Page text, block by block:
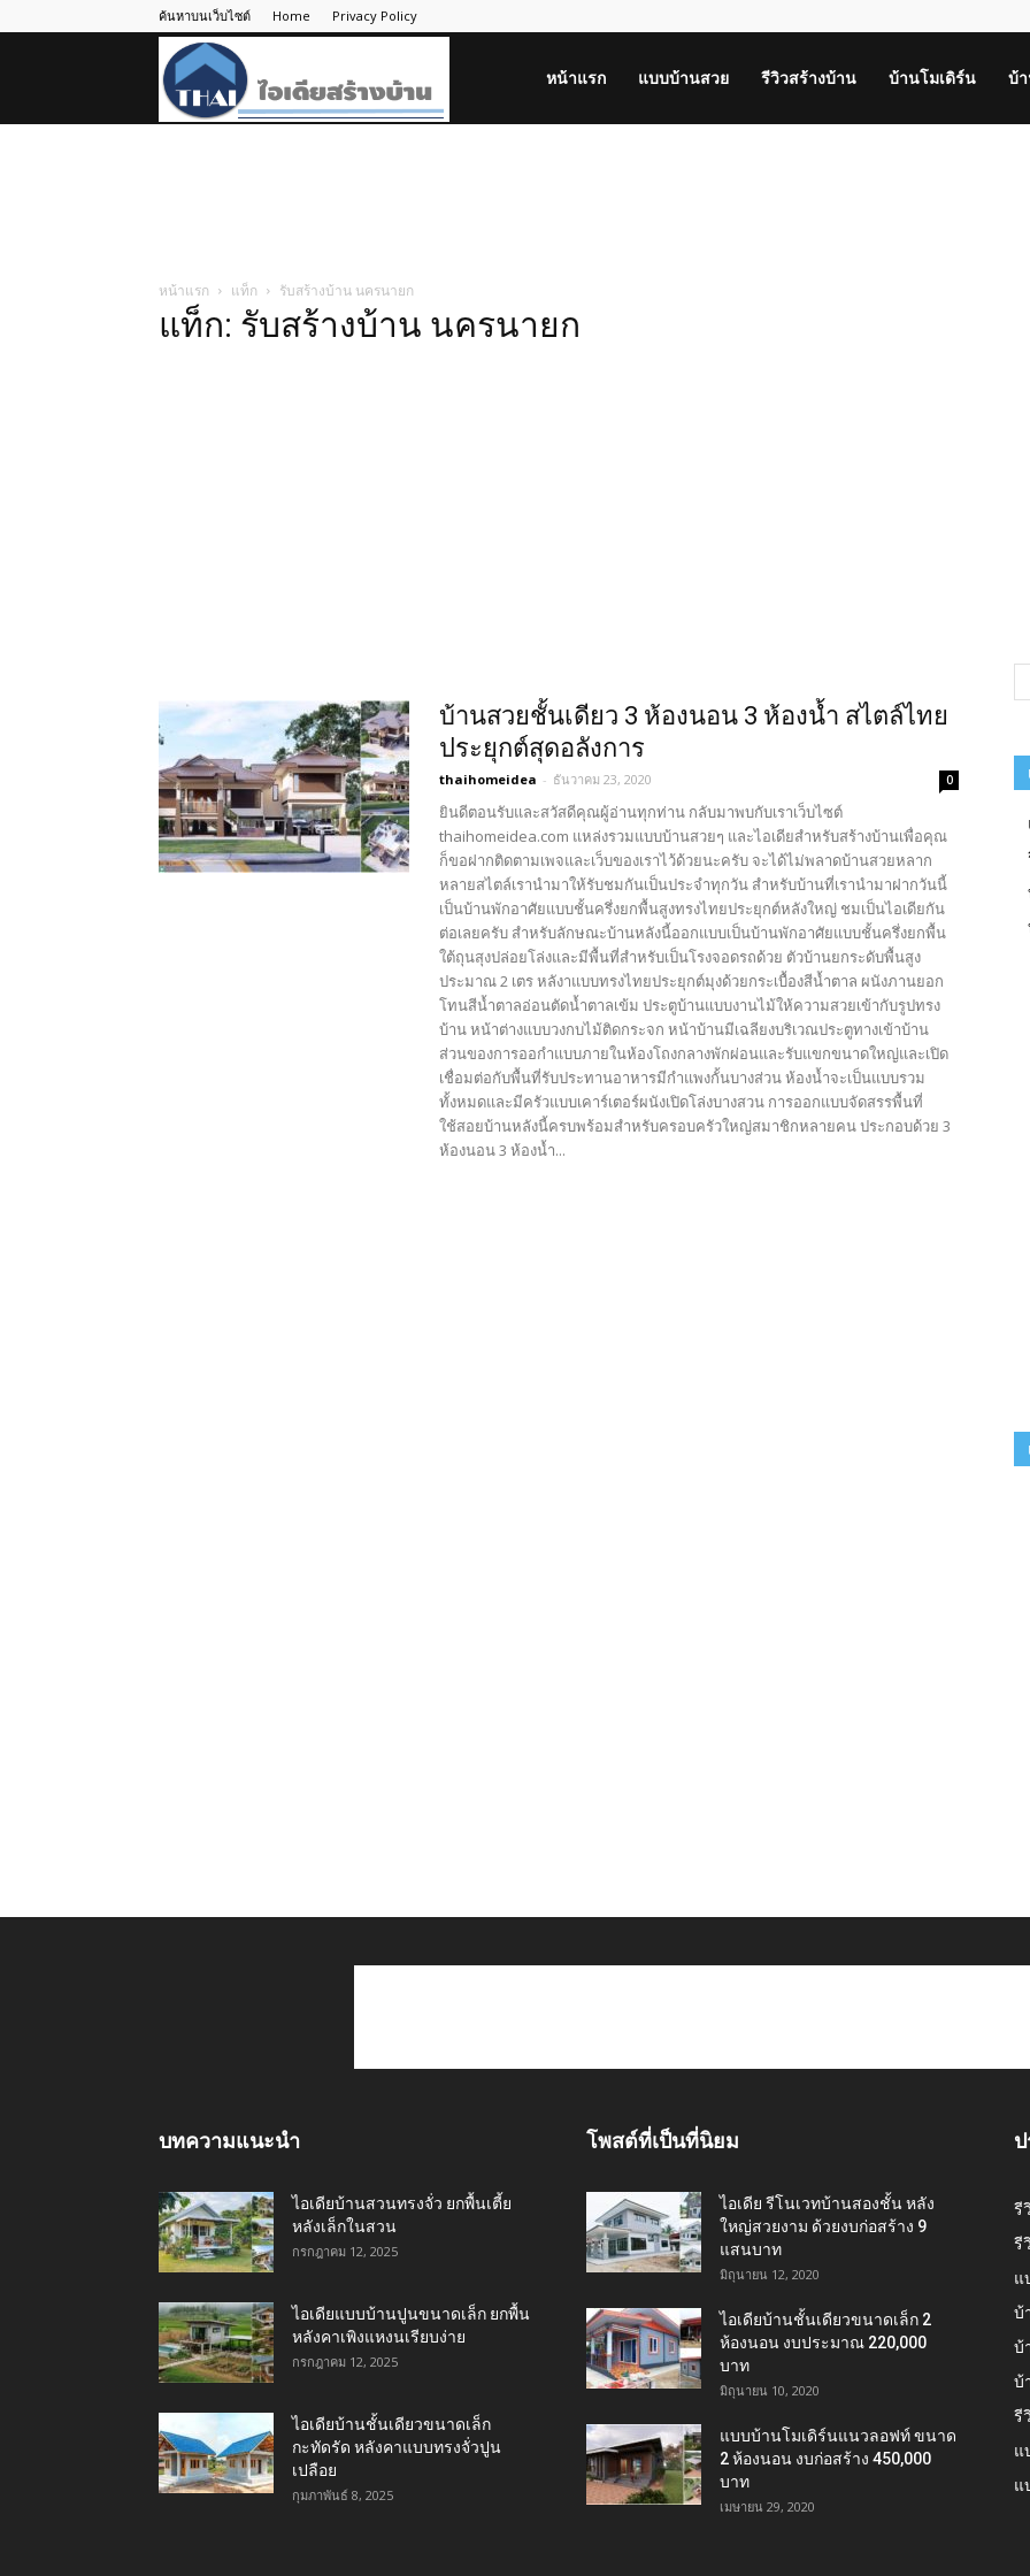
ค้นหาบนเว็บไซต์ Home Privacy Policy
หน้าแรก แบบบ้านสวย รีวิวสร้างบ้าน บ้านโมเดิร์น บ้
หน้าแรก แท็ก รับสร้างบ้าน นครนายก
แท็ก: รับสร้างบ้าน นครนายก
บ้านสวยชั้นเดียว 3 ห้องนอน 3 ห้องน้ำ สไตล์ไทย
ประยุกต์สุดอลังการ
thaihomeidea - ธันวาคม 23, 2020 0
ยินดีตอนรับและสวัสดีคุณผู้อ่านทุกท่าน กลับมาพบกับเราเว็บไซต์
thaihomeidea.com แหล่งรวมแบบบ้านสวยๆ และไอเดียสำหรับสร้างบ้านเพื่อคุณ
ก็ขอฝากติดตามเพจและเว็บของเราไว้ด้วยนะครับ จะได้ไม่พลาดบ้านสวยหลาก
หลายสไตล์เรานำมาให้รับชมกันเป็นประจำทุกวัน สำหรับบ้านที่เรานำมาฝากวันนี้
เป็นบ้านพักอาศัยแบบชั้นครึ่งยกพื้นสูงทรงไทยประยุกต์หลังใหญ่ ชมเป็นไอเดียกัน
ต่อเลยครับ สำหรับลักษณะบ้านหลังนี้ออกแบบเป็นบ้านพักอาศัยแบบชั้นครึ่งยกพื้น
ใต้ถุนสุงปล่อยโล่งและมีพื้นที่สำหรับเป็นโรงจอดรถด้วย ตัวบ้านยกระดับพื้นสูง
ประมาณ 2 เตร หลังาแบบทรงไทยประยุกต์มุงด้วยกระเบื้องสีน้ำตาล ผนังภานยอก
โทนสีน้ำตาลอ่อนตัดน้ำตาลเข้ม ประตูบ้านแบบงานไม้ให้ความสวยเข้ากับรูปทรง
บ้าน หน้าต่างแบบวงกบไม้ติดกระจก หน้าบ้านมีเฉลียงบริเวณประตูทางเข้าบ้าน
ส่วนของการออกำแบบภายในห้องโถงกลางพักผ่อนและรับแขกขนาดใหญ่และเปิด
เชื่อมต่อกับพื้นที่รับประทานอาหารมีกำแพงกั้นบางส่วน ห้องน้ำจะเป็นแบบรวม
ทั้งหมดและมีครัวแบบเคาร์เตอร์ผนังเปิดโล่งบางสวน การออกแบบจัดสรรพื้นที่
ใช้สอยบ้านหลังนี้ครบพร้อมสำหรับครอบครัวใหญ่สมาชิกหลายคน ประกอบด้วย 3
ห้องนอน 3 ห้องน้ำ...
บทความแนะนำ
ไอเดียบ้านสวนทรงจั่ว ยกพื้นเตี้ย
หลังเล็กในสวน
กรกฎาคม 12, 2025
ไอเดียแบบบ้านปูนขนาดเล็ก ยกพื้น
หลังคาเพิงแหงนเรียบง่าย
กรกฎาคม 12, 2025
ไอเดียบ้านชั้นเดียวขนาดเล็ก
กะทัดรัด หลังคาแบบทรงจั่วปูน
เปลือย
กุมภาพันธ์ 8, 2025
โพสต์ที่เป็นที่นิยม
ไอเดีย รีโนเวทบ้านสองชั้น หลัง
ใหญ่สวยงาม ด้วยงบก่อสร้าง 9
แสนบาท
มิถุนายน 12, 2020
ไอเดียบ้านชั้นเดียวขนาดเล็ก 2
ห้องนอน งบประมาณ 220,000
บาท
มิถุนายน 10, 2020
แบบบ้านโมเดิร์นแนวลอฟท์ ขนาด
2 ห้องนอน งบก่อสร้าง 450,000
บาท
เมษายน 29, 2020
รี
รี
แ
บ้
บ้
บ้
รี
แ
แ